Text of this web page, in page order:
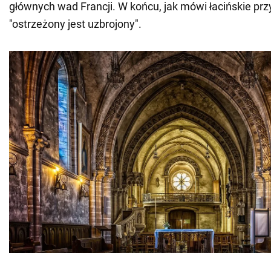
głównych wad Francji. W końcu, jak mówi łacińskie
"ostrzeżony jest uzbrojony".